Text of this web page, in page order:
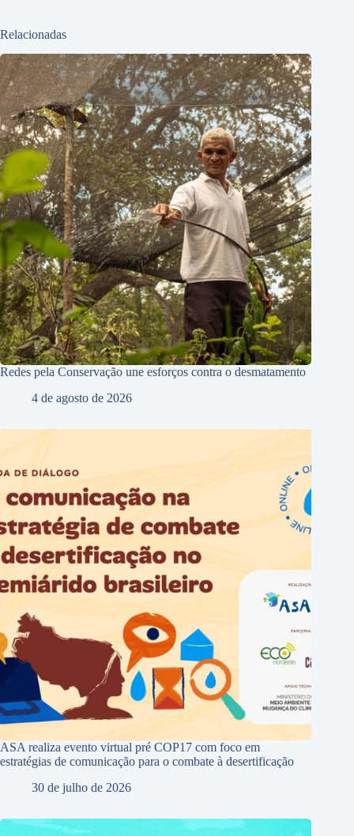
Relacionadas
Redes pela Conservação une esforços contra o desmatamento
4 de agosto de 2026
ASA realiza evento virtual pré COP17 com foco em
estratégias de comunicação para o combate à desertificação
30 de julho de 2026